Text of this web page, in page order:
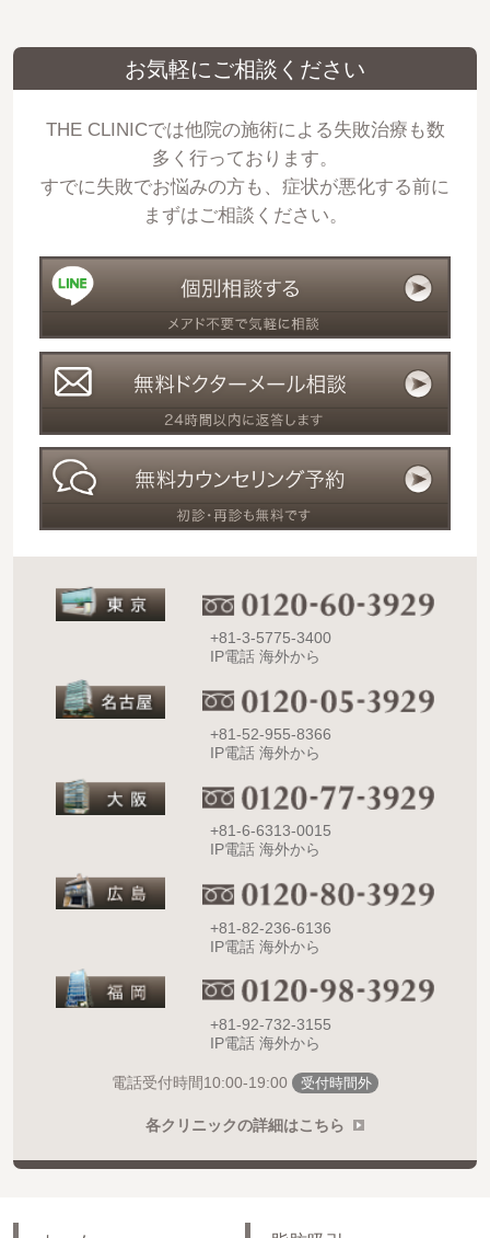
お気軽にご相談ください
THE CLINICでは他院の施術による失敗治療も数
多く行っております。
すでに失敗でお悩みの方も、症状が悪化する前に
まずはご相談ください。
+81-3-5775-3400
IP電話 海外から
+81-52-955-8366
IP電話 海外から
+81-6-6313-0015
IP電話 海外から
+81-82-236-6136
IP電話 海外から
+81-92-732-3155
IP電話 海外から
電話受付時間10:00-19:00 受付時間外
各クリニックの詳細はこちら